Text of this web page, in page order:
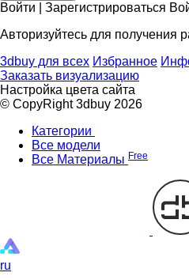
Войти | Зарегистрироваться
Авторизуйтесь для получения
3dbuy для всех Избранное
Заказать визуализацию
Настройка цвета сайта
© CopyRight 3dbuy 2026
Категории
Все модели
Все Материалы Free
ru